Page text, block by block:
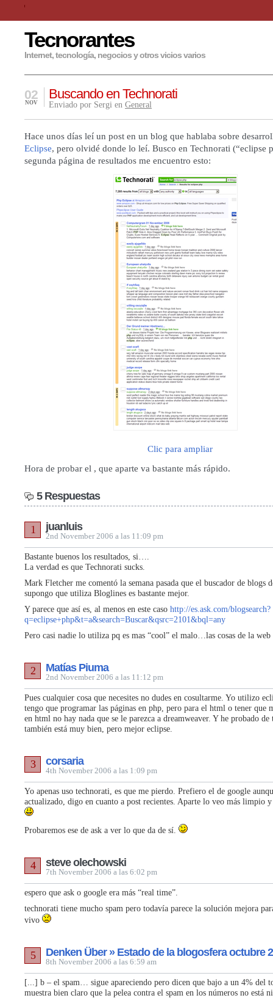
Tecnorantes
Internet, tecnología, negocios y otros vicios varios
Buscando en Technorati
02
NOV Enviado por Sergi en General
Hace unos días leí un post en un blog que hablaba sobre
Eclipse, pero olvidé donde lo leí. Busco en Technorati (“eclipse
segunda página de resultados me encuentro esto:
Clic para ampliar
Hora de probar el , que aparte va bastante más rápido.
5 Respuestas
juanluis
2nd November 2006 a las 11:09 pm
1
Bastante buenos los resultados, si….
La verdad es que Technorati sucks.
Mark Fletcher me comentó la semana pasada que el buscador de blogs
supongo que utiliza Bloglines es bastante mejor.
Y parece que así es, al menos en este caso http://es.ask.com/blogsearch?
q=eclipse+php&t=a&search=Buscar&qsrc=2101&bql=any
Pero casi nadie lo utiliza pq es mas “cool” el malo…las cosas de la web
Matías Piuma
2nd November 2006 a las 11:12 pm
2
Pues cualquier cosa que necesites no dudes en cosultarme. Yo utilizo
tengo que programar las páginas en php, pero para el html o tener que
en html no hay nada que se le parezca a dreamweaver. Y he probado de
también está muy bien, pero mejor eclipse.
corsaria
4th November 2006 a las 1:09 pm
3
Yo apenas uso technorati, es que me pierdo. Prefiero el de google
actualizado, digo en cuanto a post recientes. Aparte lo veo más limpio
Probaremos ese de ask a ver lo que da de sí.
steve olechowski
7th November 2006 a las 6:02 pm
4
espero que ask o google era más “real time”.
technorati tiene mucho spam pero todavía parece la solución mejora
vivo
Denken Über » Estado de la blogosfera octubre
8th November 2006 a las 6:59 am
5
[...] b – el spam… sigue apareciendo pero dicen que bajo a un 4% del
muestra bien claro que la pelea contra el spam en los números no está